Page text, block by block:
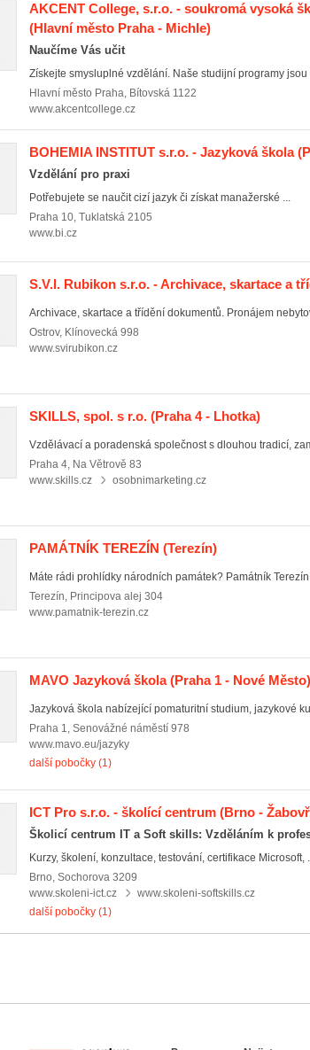
AKCENT College, s.r.o. - soukromá vysoká
(Hlavní město Praha - Michle)
Naučíme Vás učit
Získejte smysluplné vzdělání. Naše studijní programy jsou
Hlavní město Praha, Bítovská 1122
www.akcentcollege.cz
BOHEMIA INSTITUT s.r.o. - Jazyková škola
Vzdělání pro praxi
Potřebujete se naučit cizí jazyk či získat manažerské ...
Praha 10, Tuklatská 2105
www.bi.cz
S.V.I. Rubikon s.r.o. - Archivace, skartace a
Archivace, skartace a třídění dokumentů. Pronájem
Ostrov, Klínovecká 998
www.svirubikon.cz
SKILLS, spol. s r.o. (Praha 4 - Lhotka)
Vzdělávací a poradenská společnost s dlouhou tradicí,
Praha 4, Na Větrově 83
www.skills.cz
osobnimarketing.cz
PAMÁTNÍK TEREZÍN (Terezín)
Máte rádi prohlídky národních památek? Památník
Terezín, Principova alej 304
www.pamatnik-terezin.cz
MAVO Jazyková škola(Praha 1 - Nové Město)
Jazyková škola nabízející pomaturitní studium, jazykové
Praha 1, Senovážné náměstí 978
www.mavo.eu/jazyky
další pobočky (1)
ICT Pro s.r.o. - školící centrum (Brno -
Školicí centrum IT a Soft skills: Vzděláním k
Kurzy, školení, konzultace, testování, certifikace Microsoft,
Brno, Sochorova 3209
www.skoleni-ict.cz
www.skoleni-softskills.cz
další pobočky (1)